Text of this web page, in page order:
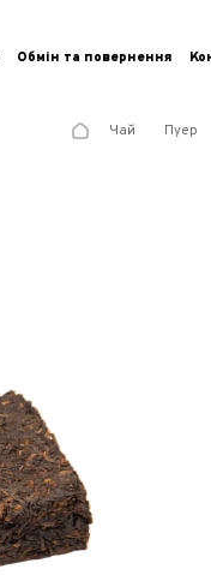
Обмін та повернення
Чай Пуер